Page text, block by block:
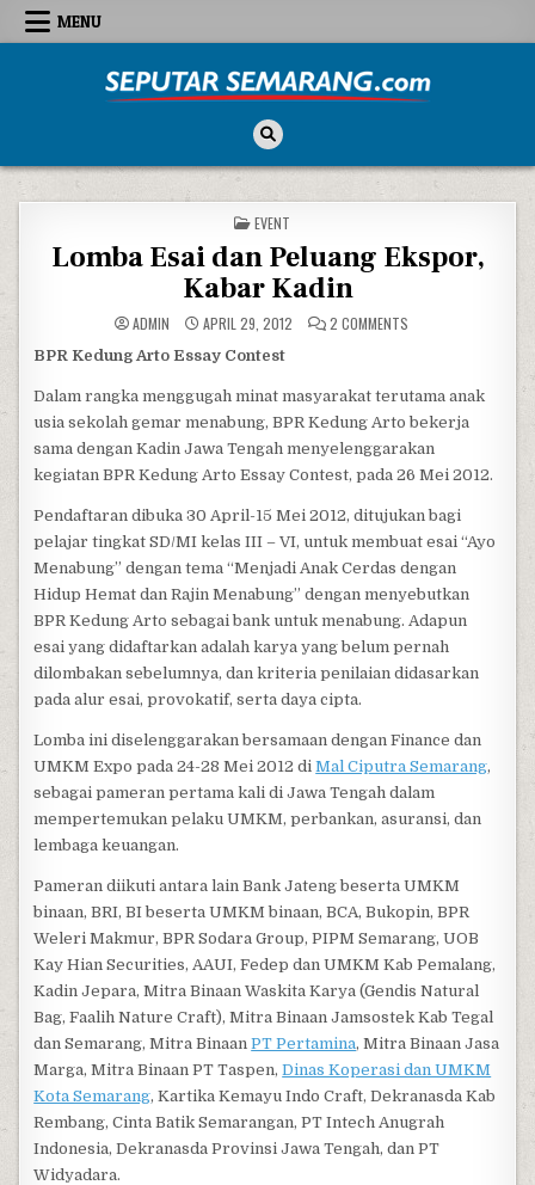
Skip to content
MENU
POSTED IN
EVENT
Lomba Esai dan Peluang Ekspor,
Kabar Kadin
ADMIN APRIL 29, 2012 2 COMMENTS
BPR Kedung Arto Essay Contest
Dalam rangka menggugah minat masyarakat terutama anak
usia sekolah gemar menabung, BPR Kedung Arto bekerja
sama dengan Kadin Jawa Tengah menyelenggarakan
kegiatan BPR Kedung Arto Essay Contest, pada 26 Mei 2012.
Pendaftaran dibuka 30 April-15 Mei 2012, ditujukan bagi
pelajar tingkat SD/MI kelas III – VI, untuk membuat esai “Ayo
Menabung” dengan tema “Menjadi Anak Cerdas dengan
Hidup Hemat dan Rajin Menabung” dengan menyebutkan
BPR Kedung Arto sebagai bank untuk menabung. Adapun
esai yang didaftarkan adalah karya yang belum pernah
dilombakan sebelumnya, dan kriteria penilaian didasarkan
pada alur esai, provokatif, serta daya cipta.
Lomba ini diselenggarakan bersamaan dengan Finance dan
UMKM Expo pada 24-28 Mei 2012 diMal Ciputra Semarang,
sebagai pameran pertama kali di Jawa Tengah dalam
mempertemukan pelaku UMKM, perbankan, asuransi, dan
lembaga keuangan.
Pameran diikuti antara lain Bank Jateng beserta UMKM
binaan, BRI, BI beserta UMKM binaan, BCA, Bukopin, BPR
Weleri Makmur, BPR Sodara Group, PIPM Semarang, UOB
Kay Hian Securities, AAUI, Fedep dan UMKM Kab Pemalang,
Kadin Jepara, Mitra Binaan Waskita Karya (Gendis Natural
Bag, Faalih Nature Craft), Mitra Binaan Jamsostek Kab Tegal
dan Semarang, Mitra BinaanPT Pertamina, Mitra Binaan Jasa
Marga, Mitra Binaan PT Taspen,Dinas Koperasi dan UMKM
Kota Semarang, Kartika Kemayu Indo Craft, Dekranasda Kab
Rembang, Cinta Batik Semarangan, PT Intech Anugrah
Indonesia, Dekranasda Provinsi Jawa Tengah, dan PT
Widyadara.